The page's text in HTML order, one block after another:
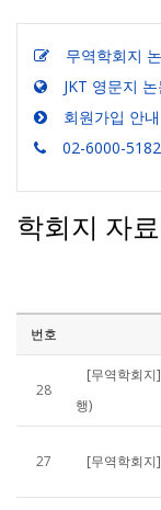
무역학회지
JKT 영문지
회원가입 안내
02-6000-5182
학회지 자
번호
28
[무역학회
행)
27 [무역학회